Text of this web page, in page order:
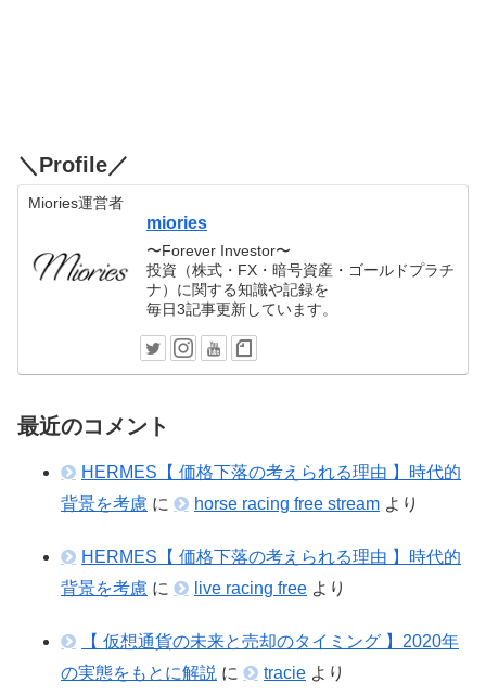
＼Profile／
Miories運営者
miories
〜Forever Investor〜
投資（株式・FX・暗号資産・ゴールドプラチ
ナ）に関する知識や記録を
毎日3記事更新しています。
最近のコメント
HERMES【 価格下落の考えられる理由 】時代的
背景を考慮 に horse racing free stream より
HERMES【 価格下落の考えられる理由 】時代的
背景を考慮 に live racing free より
【 仮想通貨の未来と売却のタイミング 】2020年
の実態をもとに解説 に tracie より